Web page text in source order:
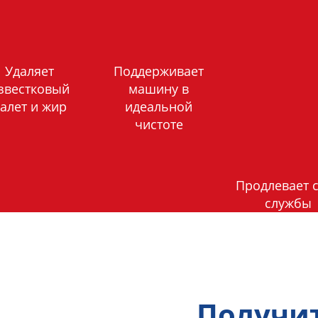
Удаляет
и жир
Поддерживает
машину в
идеальной
чистоте
Продлевает
службы